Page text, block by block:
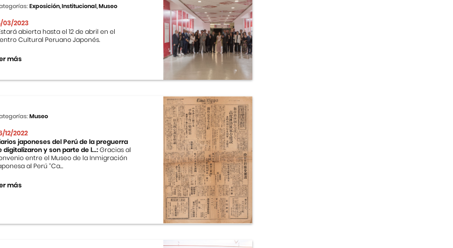
Exposición, Institucional, Museo
03/2023
abierta hasta el 12 de abril en el
Cultural Peruano Japonés.
más
Museo
12/2022
japoneses del Perú de la preguerra
digitalizaron y son parte de l...:Gracias al
entre el Museo de la Inmigración
al Perú “Ca...
más